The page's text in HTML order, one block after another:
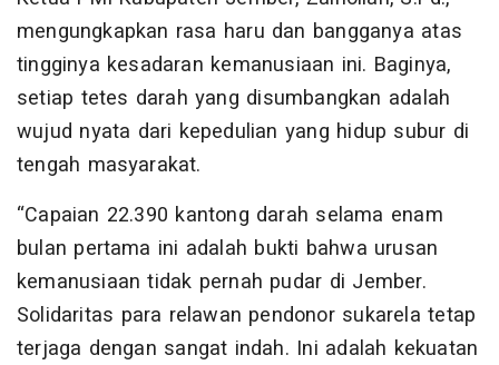
mengungkapkan rasa haru dan bangganya atas
tingginya kesadaran kemanusiaan ini. Baginya,
setiap tetes darah yang disumbangkan adalah
wujud nyata dari kepedulian yang hidup subur di
tengah masyarakat.
​“Capaian 22.390 kantong darah selama enam
bulan pertama ini adalah bukti bahwa urusan
kemanusiaan tidak pernah pudar di Jember.
Solidaritas para relawan pendonor sukarela tetap
terjaga dengan sangat indah. Ini adalah kekuatan